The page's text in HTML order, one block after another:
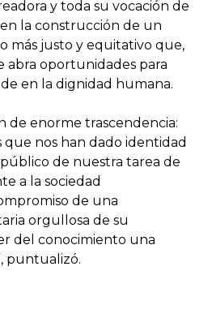
y toda su vocación de
la construcción de un
más justo y equitativo que,
abra oportunidades para
en la dignidad humana.
de enorme trascendencia:
que nos han dado identidad
de nuestra tarea de
a la sociedad
de una
orgullosa de su
del conocimiento una
puntualizó.